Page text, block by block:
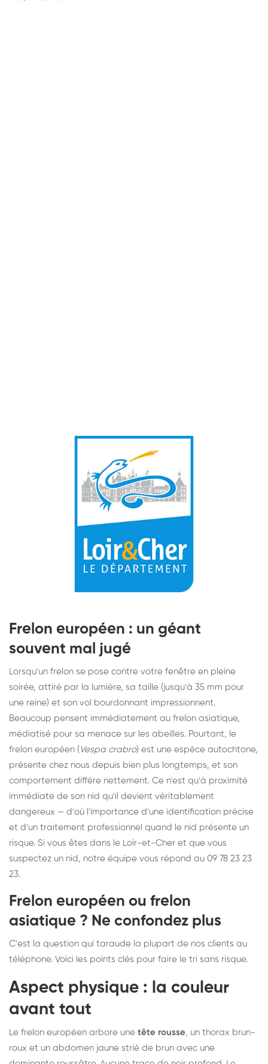
Frelon européen : un géant
souvent mal jugé
Lorsqu'un frelon se pose contre votre fenêtre en pleine
soirée, attiré par la lumière, sa taille (jusqu'à 35 mm pour
une reine) et son vol bourdonnant impressionnent.
Beaucoup pensent immédiatement au frelon asiatique,
médiatisé pour sa menace sur les abeilles. Pourtant, le
frelon européen ( Vespa crabro) est une espèce autochtone,
présente chez nous depuis bien plus longtemps, et son
comportement diffère nettement. Ce n'est qu'à proximité
immédiate de son nid qu'il devient véritablement
dangereux — d'où l'importance d'une identification précise
et d'un traitement professionnel quand le nid présente un
risque. Si vous êtes dans le Loir-et-Cher et que vous
suspectez un nid, notre équipe vous répond au 09 78 23 23
23.
Frelon européen ou frelon
asiatique ? Ne confondez plus
C'est la question qui taraude la plupart de nos clients au
téléphone. Voici les points clés pour faire le tri sans risque.
Aspect physique : la couleur
avant tout
Le frelon européen arbore une tête rousse, un thorax brun-
roux et un abdomen jaune strié de brun avec une